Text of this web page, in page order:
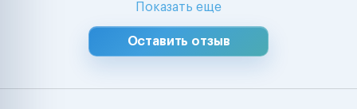
Показать еще
Оставить отзыв